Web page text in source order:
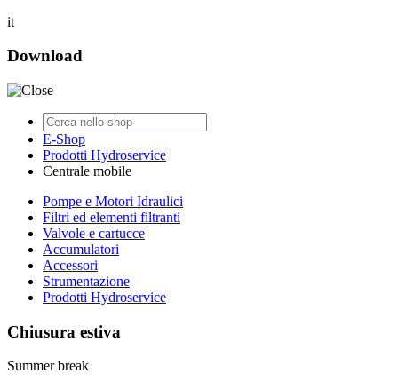
it
Download
E-Shop
Prodotti Hydroservice
Centrale mobile
Pompe e Motori Idraulici
Filtri ed elementi filtranti
Valvole e cartucce
Accumulatori
Accessori
Strumentazione
Prodotti Hydroservice
Chiusura estiva
Summer break